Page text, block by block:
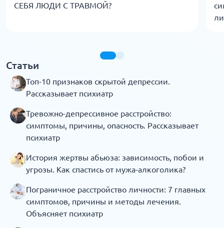
СЕБЯ ЛЮДИ С ТРАВМОЙ?
Статьи
Топ-10 признаков скрытой депрессии.
Рассказывает психиатр
Тревожно-депрессивное расстройство:
симптомы, причины, опасность. Рассказывает
психиатр
История жертвы абьюза: зависимость, побои и
угрозы. Как спастись от мужа-алкоголика?
Пограничное расстройство личности: 7 главных
симптомов, причины и методы лечения.
Объясняет психиатр